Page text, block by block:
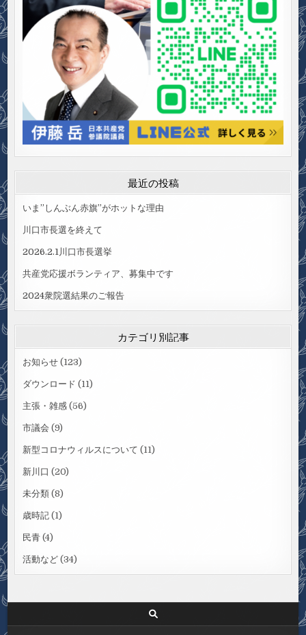
最近の投稿
いま”しんぶん赤旗”がホットな理由
川口市長選を終えて
2026.2.1川口市長選挙
共産党応援ボランティア、募集中です
2024衆院選結果のご報告
カテゴリ別記事
お知らせ (123)
ダウンロード (11)
主張・雑感 (56)
市議会 (9)
新型コロナウィルスについて (11)
新川口 (20)
未分類 (8)
歳時記 (1)
民青 (4)
活動など (34)